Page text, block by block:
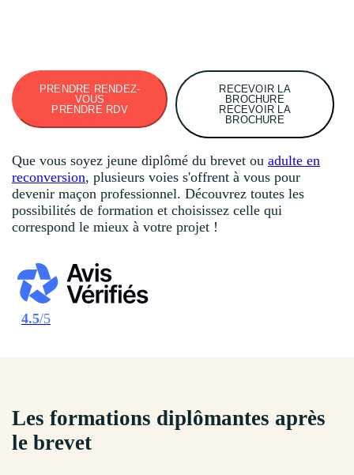
PRENDRE RENDEZ-
VOUS
PRENDRE RDV
RECEVOIR LA
BROCHURE
RECEVOIR LA
BROCHURE
Que vous soyez jeune diplômé du brevet ou adulte en
reconversion, plusieurs voies s'offrent à vous pour
devenir maçon professionnel. Découvrez toutes les
possibilités de formation et choisissez celle qui
correspond le mieux à votre projet !
4.5/5
Les formations diplômantes après
le brevet